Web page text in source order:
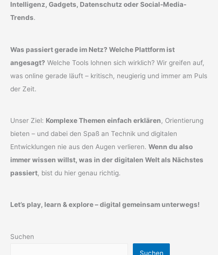
Intelligenz, Gadgets, Datenschutz oder Social-Media-
Trends.
Was passiert gerade im Netz? Welche Plattform ist
angesagt? Welche Tools lohnen sich wirklich? Wir greifen auf,
was online gerade läuft – kritisch, neugierig und immer am Puls
der Zeit.
Unser Ziel: Komplexe Themen einfach erklären, Orientierung
bieten – und dabei den Spaß an Technik und digitalen
Entwicklungen nie aus den Augen verlieren.Wenn du also
immer wissen willst, was in der digitalen Welt als Nächstes
passiert, bist du hier genau richtig.
Let’s play, learn & explore – digital gemeinsam unterwegs!
Suchen
Suchen